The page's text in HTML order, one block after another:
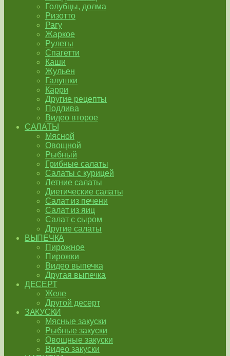
Голубцы, долма
Ризотто
Рагу
Жаркое
Рулеты
Спагетти
Каши
Жульен
Галушки
Карри
Другие рецепты
Подлива
Видео второе
САЛАТЫ
Мясной
Овощной
Рыбный
Грибные салаты
Салаты с курицей
Летние салаты
Диетические салаты
Салат из печени
Салат из яиц
Салат с сыром
Другие салаты
ВЫПЕЧКА
Пирожное
Пирожки
Видео выпечка
Другая выпечка
ДЕСЕРТ
Желе
Другой десерт
ЗАКУСКИ
Мясные закуски
Рыбные закуски
Овощные закуски
Видео закуски